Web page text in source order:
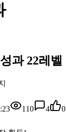
과 22레벨
110 4
0